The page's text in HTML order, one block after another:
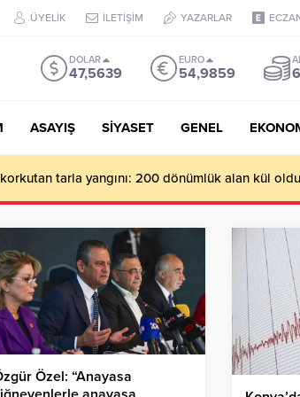
ÜYELİK İLETİŞİM YAZARLAR
DOLAR
47,5639
EURO
54,9859
ASAYIŞ SİYASET GENEL
korkutan tarla yangını: 200 dönümlük alan kül
Özel: “Anayasa